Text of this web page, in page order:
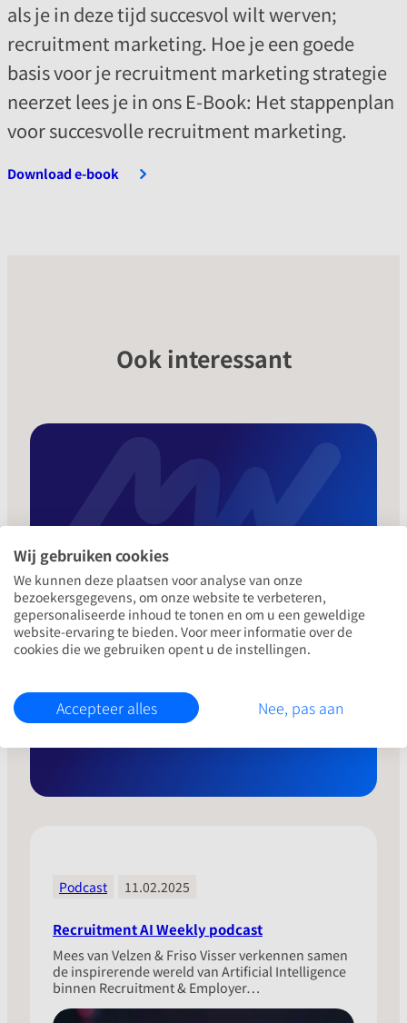
als je in deze tijd succesvol wilt werven;
recruitment marketing. Hoe je een goede
basis voor je recruitment marketing strategie
neerzet lees je in ons E-Book: Het stappenplan
voor succesvolle recruitment marketing.
Download e-book
Ook interessant
Op de hoogte blijven van alle
ontwikkelingen rondom
recruitment AI?
Ontvang interessante artikelen en wordt als
webinars.
Podcast 11.02.2025
Recruitment AI Weekly podcast
Mees van Velzen & Friso Visser verkennen samen
de inspirerende wereld van Artificial Intelligence
binnen Recruitment & Employer…
Wij gebruiken cookies
We kunnen deze plaatsen voor analyse van onze
bezoekersgegevens, om onze website te verbeteren,
gepersonaliseerde inhoud te tonen en om u een geweldige
website-ervaring te bieden. Voor meer informatie over de
cookies die we gebruiken opent u de instellingen.
Accepteer alles Nee, pas aan